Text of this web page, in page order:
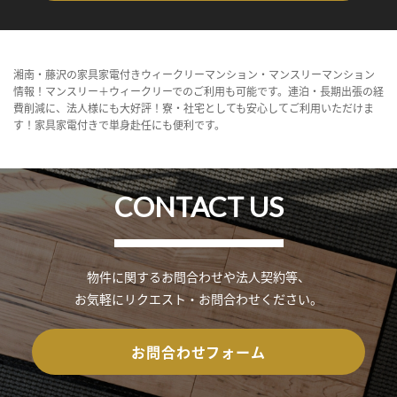
湘南・藤沢の家具家電付きウィークリーマンション・マンスリーマンション
情報！マンスリー＋ウィークリーでのご利用も可能です。連泊・長期出張の経
費削減に、法人様にも大好評！寮・社宅としても安心してご利用いただけま
す！家具家電付きで単身赴任にも便利です。
CONTACT US
物件に関するお問合わせや法人契約等、
お気軽にリクエスト・お問合わせください。
お問合わせフォーム